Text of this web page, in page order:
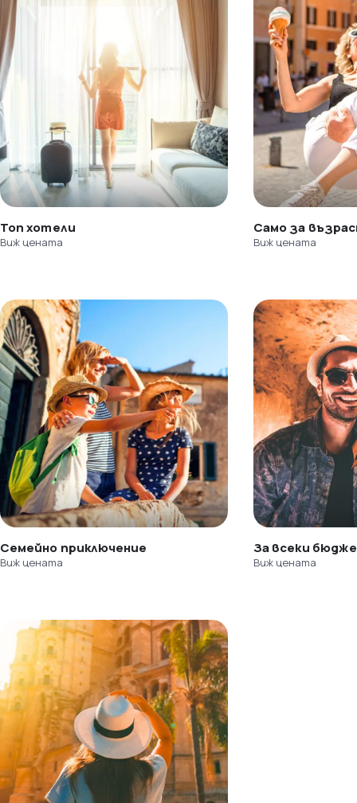
Топ хотели
Виж цената
Само за
Виж цената
Семейно приключение
Виж цената
За всеки
Виж цената